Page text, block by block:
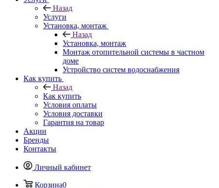
Назад
Услуги
Установка, монтаж
Назад
Установка, монтаж
Монтаж отопительной системы в частном
доме
Устройство систем водоснабжения
Как купить
Назад
Как купить
Условия оплаты
Условия доставки
Гарантия на товар
Акции
Бренды
Контакты
Личный кабинет
Корзина0